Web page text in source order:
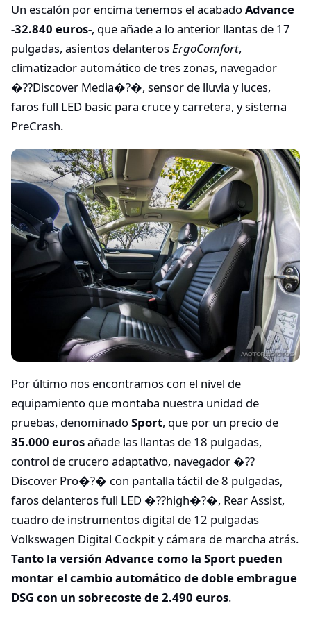
Un escalón por encima tenemos el acabadoAdvance
-32.840 euros-, que añade a lo anterior llantas de 17
pulgadas, asientos delanterosErgoComfort,
climatizador automático de tres zonas, navegador
�??Discover Media�?�, sensor de lluvia y luces,
faros full LED basic para cruce y carretera, y sistema
PreCrash.
Por último nos encontramos con el nivel de
equipamiento que montaba nuestra unidad de
pruebas, denominadoSport, que por un precio de
35.000 eurosañade las llantas de 18 pulgadas,
control de crucero adaptativo, navegador �??
Discover Pro�?� con pantalla táctil de 8 pulgadas,
faros delanteros full LED �??high�?�, Rear Assist,
cuadro de instrumentos digital de 12 pulgadas
Volkswagen Digital Cockpit y cámara de marcha atrás.
Tanto la versión Advance como la Sport pueden
montar el cambio automático de doble embrague
DSG con un sobrecoste de 2.490 euros.